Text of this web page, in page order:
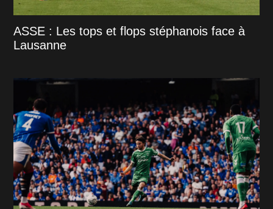
ASSE : Les tops et flops stéphanois face à
Lausanne